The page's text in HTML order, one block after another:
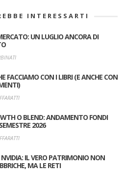
INTERESSARTI
UN LUGLIO ANCORA DI
FACCIAMO CON I LIBRI (E ANCHE CON
O BLEND: ANDAMENTO FONDI
2026
IL VERO PATRIMONIO NON
MA LE RETI